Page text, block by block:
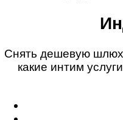
Cнять дeшeвyю
кaкиe интим